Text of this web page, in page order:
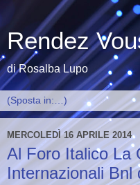
Rendez
di Rosalba Lupo
MERCOLEDÌ 16 APRILE 2014
Al Foro Italico La
Internazionali Bnl